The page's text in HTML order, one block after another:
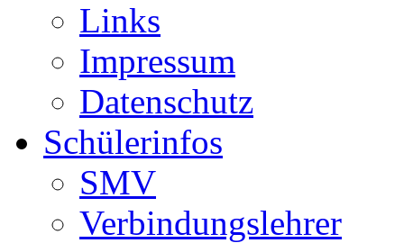
Links
Impressum
Datenschutz
Schülerinfos
SMV
Verbindungslehrer